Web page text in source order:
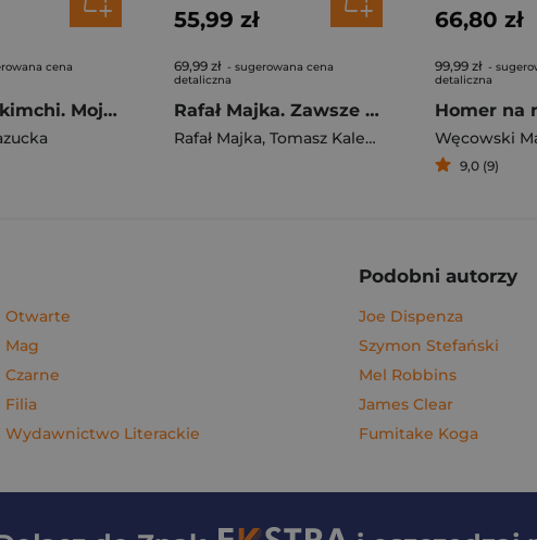
cena
Pierogi z kimchi. Moje ulubione azjatyckie przepisy - książka z autografem
55,99 zł
69,99 zł - sugerowana cena
detaliczna
Rafał Majka. Zawsze z przodu. Rozmawia Tomasz Kalemba - książka z autografem
Rafał Majka, Tomasz Kalemba
66,80 zł
99,99 zł -
detaliczna
Homer na
Węcowski
9,0 (9)
Otwarte
Mag
Czarne
Filia
Wydawnictwo Literackie
Podobni autorzy
Joe Dispenza
Szymon Stefański
Mel Robbins
James Clear
Fumitake Koga